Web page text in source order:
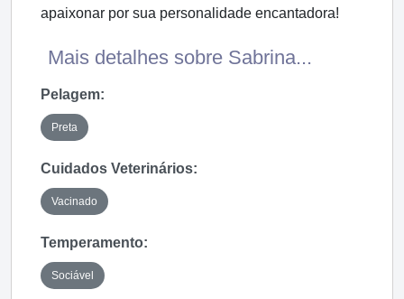
apaixonar por sua personalidade encantadora!
Mais detalhes sobre Sabrina...
Pelagem:
Preta
Cuidados Veterinários:
Vacinado
Temperamento:
Sociável